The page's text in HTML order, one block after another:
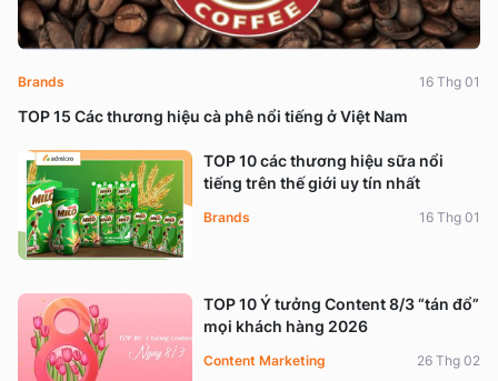
TOP 15 Các thương hiệu cà phê nổi tiếng ở Việt Nam
Brands 16 Thg 01
TOP 10 các thương hiệu sữa nổi
tiếng trên thế giới uy tín nhất
Brands 16 Thg 01
TOP 10 Ý tưởng Content 8/3 “tán đổ”
mọi khách hàng 2026
Content Marketing 26 Thg 02